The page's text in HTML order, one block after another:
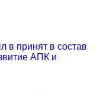
в принят в состав
АПК и